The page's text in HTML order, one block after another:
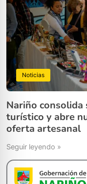
Noticias
Nariño
turístico y abre
oferta artesanal
Seguir leyendo »